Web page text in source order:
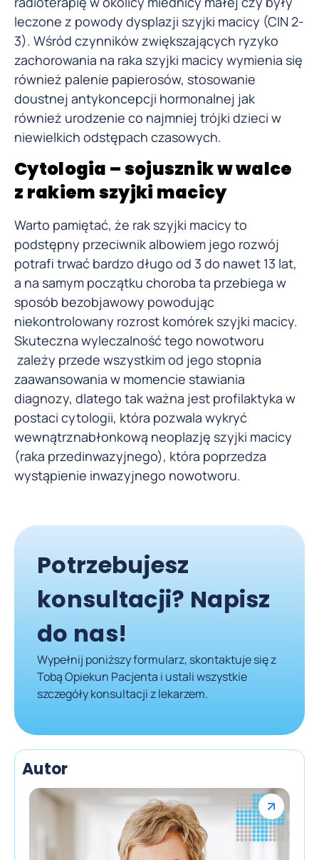
leczone z powody dysplazji szyjki macicy (CIN 2-
3). Wśród czynników zwiększających ryzyko
zachorowania na raka szyjki macicy wymienia się
również palenie papierosów, stosowanie
doustnej antykoncepcji hormonalnej jak
również urodzenie co najmniej trójki dzieci w
niewielkich odstępach czasowych.
Cytologia – sojusznik w walce
z rakiem szyjki macicy
Warto pamiętać, że rak szyjki macicy to
podstępny przeciwnik albowiem jego rozwój
potrafi trwać bardzo długo od 3 do nawet 13 lat,
a na samym początku choroba ta przebiega w
sposób bezobjawowy powodując
niekontrolowany rozrost komórek szyjki macicy.
Skuteczna wyleczalność tego nowotworu
zależy przede wszystkim od jego stopnia
zaawansowania w momencie stawiania
diagnozy, dlatego tak ważna jest profilaktyka w
postaci cytologii, która pozwala wykryć
wewnątrznabłonkową neoplazję szyjki macicy
(raka przedinwazyjnego), która poprzedza
wystąpienie inwazyjnego nowotworu.
Potrzebujesz
konsultacji? Napisz
do nas!
Wypełnij poniższy formularz, skontaktuje się z
Tobą Opiekun Pacjenta i ustali wszystkie
szczegóły konsultacji z lekarzem.
Autor